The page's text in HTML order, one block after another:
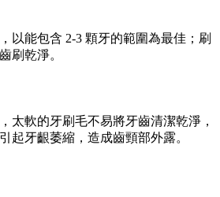
以能包含 2-3 顆牙的範圍為最佳；刷
刷乾淨。
太軟的牙刷毛不易將牙齒清潔乾淨，
起牙齦萎縮，造成齒頸部外露。